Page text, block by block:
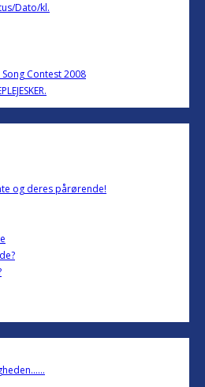
Dato/kl.
Contest 2008
og deres pårørende!